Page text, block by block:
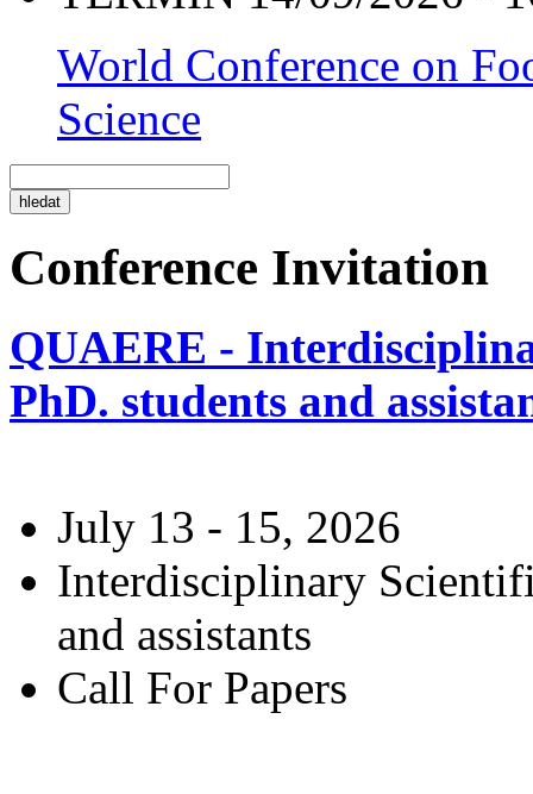
World Conference on
Science
Conference Invitation
QUAERE -
PhD. students and
July 13 - 15, 2026
Interdisciplinary
and assistants
Call For Papers